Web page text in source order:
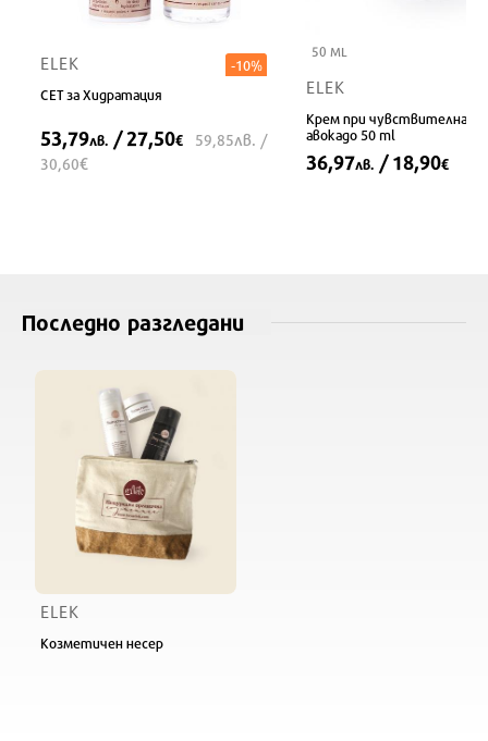
ELEK
-10%
СЕТ за Хидратация
53,79лв. / 27,50€ 59,85лв. /
30,60€
50 ML
ELEK
Крем при чувствителна
авокадо 50 ml
36,97лв. / 18,90€
Последно разгледани
ELEK
Козметичен несер